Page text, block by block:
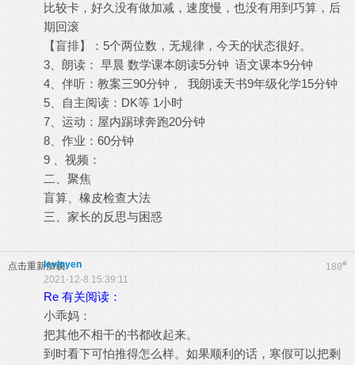
比较卡，好久没有做加减，速度慢，也没有用到巧算，后
期回滚
【盲排】：5个两位数，无规律，今天的状态很好。
3、朗读： 早晨 数学课本朗读5分钟 语文课本9分钟
4、伴听：教案三90分钟， 我朗读天书9年级化学15分钟
5、自主阅读：DK等 1小时
7、运动：屋内踢球奔跑20分钟
8、作业：60分钟
9 、视频：
二、聚焦
盲算、橡皮检查大法
三、家长的反思与困惑
点击重新加载 188#
levinyen
2021-12-8 15:39:11
Re 有关阅读：
小乖妈：
把其他不相干的书都收起来。
到时看下可怕推得怎么样。如果顺利的话，寒假可以把剩